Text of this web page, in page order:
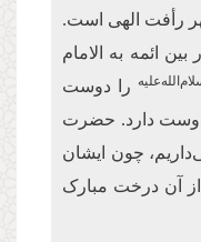
رأفت الهی است.
ائمه به الامام
را دوست
دوست دارد. حضرت
چون ایشان
آن درخت مبارک